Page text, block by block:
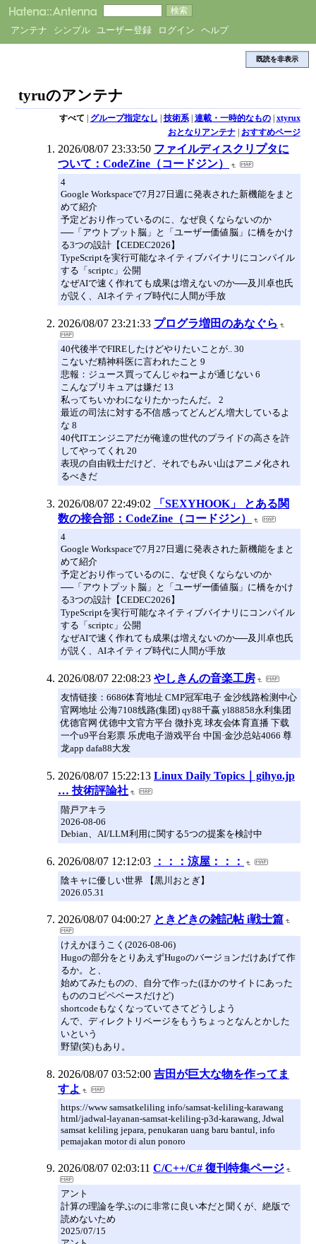
アンテナ シンプル ユーザー登録 ログイン ヘルプ
既読を非表示
tyruのアンテナ
すべて | グループ指定なし | 技術系| 連載・一時的なもの| xtyrux
おとなりアンテナ| おすすめページ
2026/08/07 23:33:50 ファイルディスクリプタに
ついて：CodeZine（コードジン）
4
Google Workspaceで7月27日週に発表された新機能をまと
めて紹介
予定どおり作っているのに、なぜ良くならないのか
──「アウトプット脳」と「ユーザー価値脳」に橋をかけ
る3つの設計【CEDEC2026】
TypeScriptを実行可能なネイティブバイナリにコンパイル
する「scriptc」公開
なぜAIで速く作れても成果は増えないのか──及川卓也氏
が説く、AIネイティブ時代に人間が手放
2026/08/07 23:21:33 プログラ増田のあなぐら
40代後半でFIREしたけどやりたいことが.. 30
こないだ精神科医に言われたこと 9
悲報：ジュース買ってんじゃねーよが通じない 6
こんなプリキュアは嫌だ 13
私ってちいかわになりたかったんだ。 2
最近の司法に対する不信感ってどんどん増大しているよ
な 8
40代ITエンジニアだが俺達の世代のプライドの高さを許
してやってくれ 20
表現の自由戦士だけど、それでもみい山はアニメ化され
るべきだ
2026/08/07 22:49:02
「SEXYHOOK」 とある関
数の接合部：CodeZine（コードジン）
4
Google Workspaceで7月27日週に発表された新機能をまと
めて紹介
予定どおり作っているのに、なぜ良くならないのか
──「アウトプット脳」と「ユーザー価値脳」に橋をかけ
る3つの設計【CEDEC2026】
TypeScriptを実行可能なネイティブバイナリにコンパイル
する「scriptc」公開
なぜAIで速く作れても成果は増えないのか──及川卓也氏
が説く、AIネイティブ時代に人間が手放
2026/08/07 22:08:23 やしきんの音楽工房
友情链接：6686体育地址 CMP冠军电子 金沙线路检测中心
官网地址 公海7108线路(集团) qy88千嬴 yl88858永利集团
优德官网 优德中文官方平台 微扑克 球友会体育直播 下载
一个u9平台彩票 乐虎电子游戏平台 中国·金沙总站4066 尊
龙app dafa88大发
2026/08/07 15:22:13 Linux Daily Topics｜gihyo.jp
… 技術評論社
階戸アキラ
2026-08-06
Debian⁠⁠、AI/LLM利用に関する5つの提案を検討中
2026/08/07 12:12:03 ：：：涼屋：：：
陰キャに優しい世界 【黒川おとぎ】
2026.05.31
2026/08/07 04:00:27 ときどきの雑記帖 i戦士篇
けえかほうこく(2026-08-06)
Hugoの部分をとりあえずHugoのバージョンだけあげて作
るか。と、
始めてみたものの、自分で作った(ほかのサイトにあった
もののコピペベースだけど)
shortcodeもなくなっていてさてどうしよう
んで、ディレクトリページをもうちょっとなんとかした
いという
野望(笑)もあり。
2026/08/07 03:52:00 吉田が巨大な物を作ってま
すよ
https://www samsatkeliling info/samsat-keliling-karawang
html/jadwal-layanan-samsat-keliling-p3d-karawang, Jdwal
samsat keliling jepara, penukaran uang baru bantul, info
pemajakan motor di alun ponoro
2026/08/07 02:03:11 C/C++/C# 復刊特集ページ
アント
計算の理論を学ぶのに非常に良い本だと聞くが、絶版で
読めないため
2025/07/15